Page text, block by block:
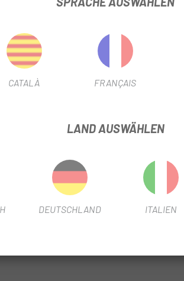
CATALÀ FRANÇAIS
LAND AUSWÄHLEN
DEUTSCHLAND ITALIEN